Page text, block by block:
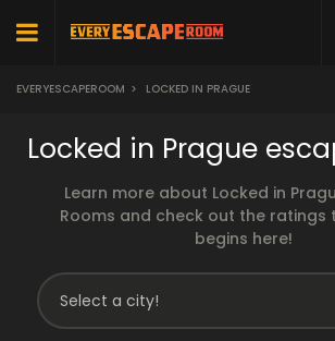
EVERYESCAPEROOM > LOCKED IN PRAGUE
Locked in Prague
Learn more about Locked in
Rooms and check out the ratings
begins here!